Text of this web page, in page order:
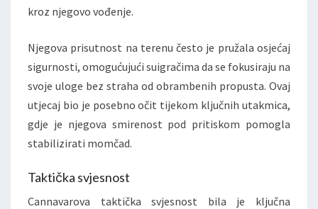
kroz njegovo vođenje.
Njegova prisutnost na terenu često je pružala osjećaj
sigurnosti, omogućujući suigračima da se fokusiraju na
svoje uloge bez straha od obrambenih propusta. Ovaj
utjecaj bio je posebno očit tijekom ključnih utakmica,
gdje je njegova smirenost pod pritiskom pomogla
stabilizirati momčad.
Taktička svjesnost
Cannavarova taktička svjesnost bila je ključna